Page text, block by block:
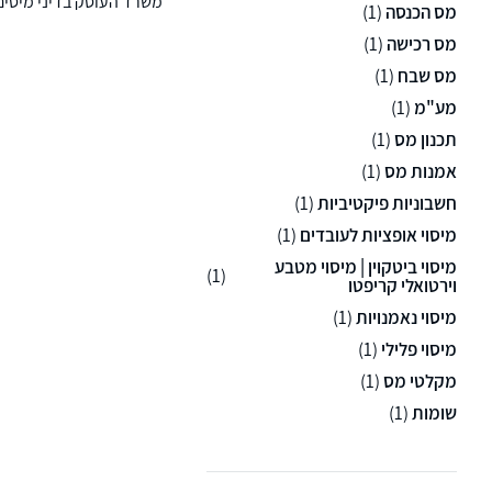
מס הכנסה (1)
מס רכישה (1)
מס שבח (1)
מע"מ (1)
תכנון מס(1)
אמנות מס(1)
חשבוניות פיקטיביות(1)
מיסוי אופציות לעובדים (1)
מיסוי ביטקוין | מיסוי מטבע
וירטואלי קריפטו
(1)
מיסוי נאמנויות(1)
מיסוי פלילי (1)
מקלטי מס(1)
שומות(1)